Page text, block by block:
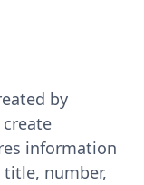
by
information
number,